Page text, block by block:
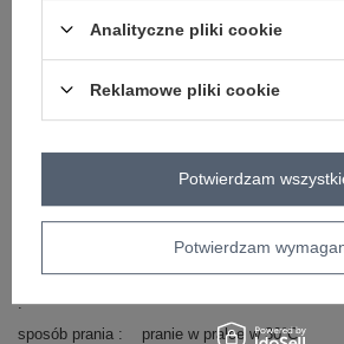
dominujący
materiał
dominujący
bawełna
kopertowy
zapięcie
brak
sposób prania pranie w pralce w 30°C
Analityczne pliki cookie
Reklamowe pliki cookie
Potwierdzam
Potwierdzam